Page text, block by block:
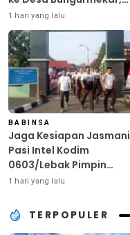
Ringankan Beban Warga
Terdampak Kemarau
1 hari yang lalu
BABINSA
Jaga Kesiapan
Pasi Intel Kodim
0603/Lebak Pimpin
Pembinaan Fisik Rutin
1 hari yang lalu
TERPOPULER